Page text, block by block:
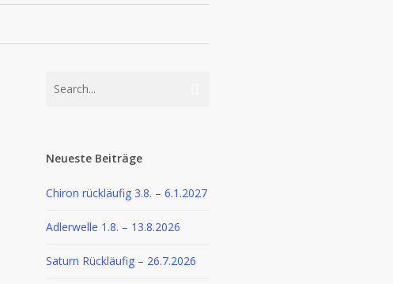
Neueste Beiträge
Chiron rückläufig 3.8. – 6.1.2027
Adlerwelle 1.8. – 13.8.2026
Saturn Rückläufig – 26.7.2026